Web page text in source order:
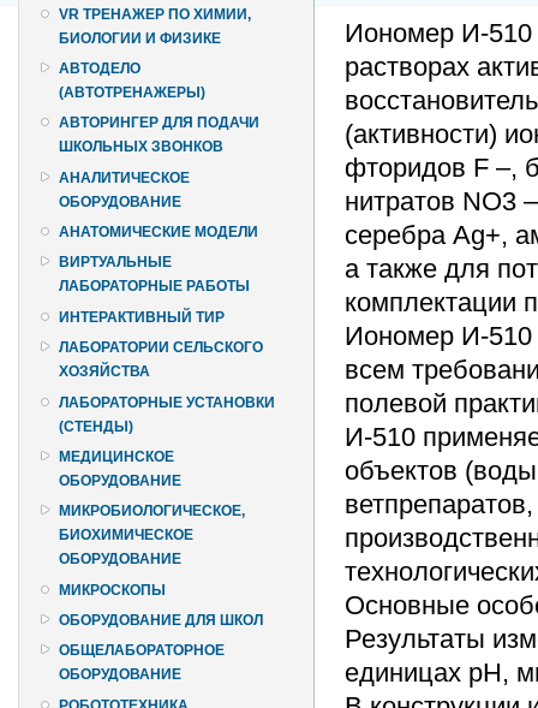
VR ТРЕНАЖЕР ПО ХИМИИ,
БИОЛОГИИ И ФИЗИКЕ
АВТОДЕЛО
(АВТОТРЕНАЖЕРЫ)
АВТОРИНГЕР ДЛЯ ПОДАЧИ
ШКОЛЬНЫХ ЗВОНКОВ
АНАЛИТИЧЕСКОЕ
ОБОРУДОВАНИЕ
АНАТОМИЧЕСКИЕ МОДЕЛИ
ВИРТУАЛЬНЫЕ
ЛАБОРАТОРНЫЕ РАБОТЫ
ИНТЕРАКТИВНЫЙ ТИР
ЛАБОРАТОРИИ СЕЛЬСКОГО
ХОЗЯЙСТВА
ЛАБОРАТОРНЫЕ УСТАНОВКИ
(СТЕНДЫ)
МЕДИЦИНСКОЕ
ОБОРУДОВАНИЕ
МИКРОБИОЛОГИЧЕСКОЕ,
БИОХИМИЧЕСКОЕ
ОБОРУДОВАНИЕ
МИКРОСКОПЫ
ОБОРУДОВАНИЕ ДЛЯ ШКОЛ
ОБЩЕЛАБОРАТОРНОЕ
ОБОРУДОВАНИЕ
Иономер И-510
растворах
(активности)
фторидов F –,
нитратов NO3
серебра Ag+,
а также для
комплектации
Иономер И-510
всем
полевой
И-510
объектов
Основные
Результаты
единицах pH,